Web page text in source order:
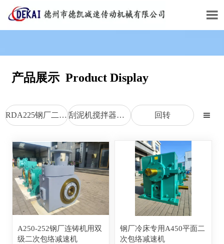

产品展示 Product Display
RDA225钢厂二次包络减速机 刮泥机搅拌器M型减速机 回转 
A250-252钢厂连铸机用双
级二次包络减速机
钢厂冷床专用A450平面二
次包络减速机